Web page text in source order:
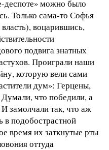
можно было
Только сама-то Софья
власть), воцарившись,
подвига знатных
Проиграли наши
которую вели сами
дум»: Герцены,
что победили, а
замолчали так, что аж
в подобострастной
время их заткнутые рты
оттуда